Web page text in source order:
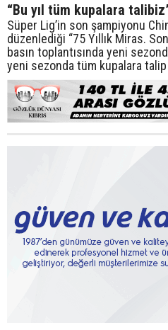
“Bu yıl tüm kupalara
Süper Lig’in son şampiyonu
düzenlediği “75 Yıllık Miras.
basın toplantısında yeni
yeni sezonda tüm kupalara